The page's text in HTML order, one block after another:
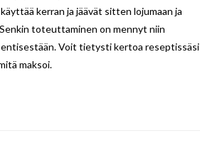
kerran ja jäävät sitten lojumaan ja
toteuttaminen on mennyt niin
Voit tietysti kertoa reseptissäsi
maksoi.